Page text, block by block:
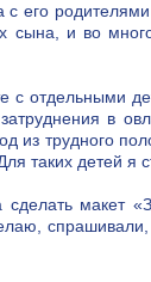
сына, и во
с отдельными
в
из трудного
таких детей я
сделать макет